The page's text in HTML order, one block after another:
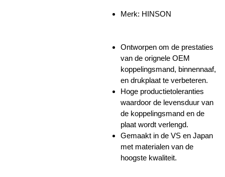
Merk: HINSON
Ontworpen om de prestaties
van de orignele OEM
koppelingsmand, binnennaaf,
en drukplaat te verbeteren.
Hoge productietoleranties
waardoor de levensduur van
de koppelingsmand en de
plaat wordt verlengd.
Gemaakt in de VS en Japan
met materialen van de
hoogste kwaliteit.